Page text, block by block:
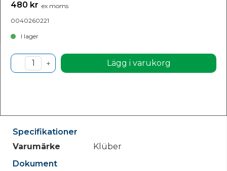
480 kr ex moms
0040260221
I lager
Lägg i varukorg
Specifikationer
Varumärke
Klüber
Dokument